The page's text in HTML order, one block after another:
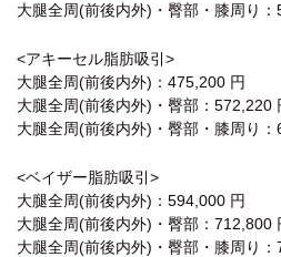
大腿全周(前後内外)・臀部・膝周り：
<アキーセル脂肪吸引>
大腿全周(前後内外)：475,200 円
大腿全周(前後内外)・臀部：572,220
大腿全周(前後内外)・臀部・膝周り：
<ベイザー脂肪吸引>
大腿全周(前後内外)：594,000 円
大腿全周(前後内外)・臀部：712,800
大腿全周(前後内外)・臀部・膝周り：